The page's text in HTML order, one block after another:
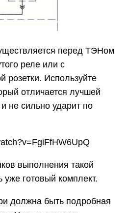
перед ТЭНом
реле или с
розетки. Используйте
отличается лучшей
не сильно ударит по
выполнения такой
уже готовый комплект.
должна быть подробная